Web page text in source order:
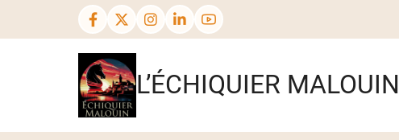
au
L’ÉCHIQUIER MALOUIN